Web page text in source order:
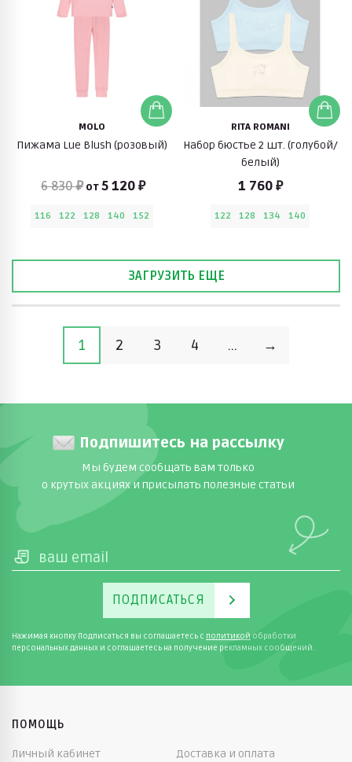
MOLO
Пижама Lue Blush (розовый)
6 830 ₽ от5 120 ₽
116 122 128 140 152
RITA ROMANI
Набор бюстье 2 шт. (голубой/
белый)
1 760 ₽
122 128 134 140
ЗАГРУЗИТЬ ЕЩЕ
1 2 3 4 ... →
Подпишитесь на рассылку
Мы будем сообщать вам только
о крутых акциях и присылать полезные статьи
ПОДПИСАТЬСЯ
Нажимая кнопку Подписаться вы соглашаетесь с политикой обработки
персональных данных и соглашаетесь на получение рекламных сообщений.
ПОМОЩЬ
Личный кабинет Доставка и оплата